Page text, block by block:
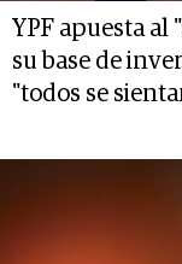
YPF apuesta
su base de
"todos se